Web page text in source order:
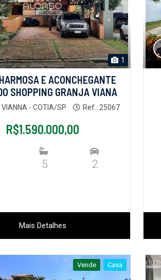
1
E ACONCHEGANTE
SHOPPING GRANJA VIANA
- COTIA/SP Ref.: 25067
R$1.590.000,00
5 2
Mais Detalhes
Vende Casa